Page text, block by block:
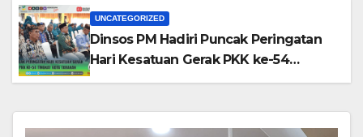
UNCATEGORIZED
Dinsos PM Hadiri Puncak Peringatan
Hari Kesatuan Gerak PKK ke-54
Tingkat Kota Tarakan